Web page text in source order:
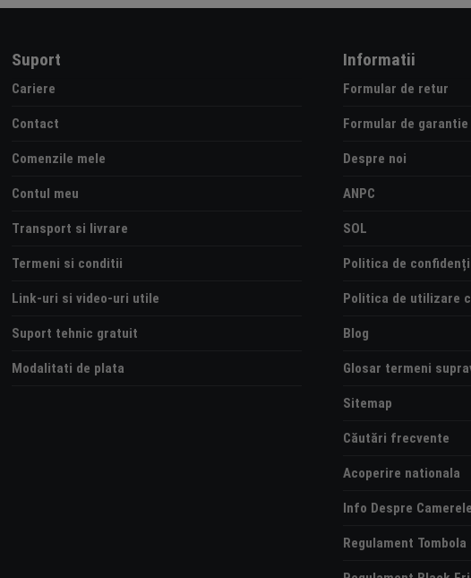
Suport
Cariere
Contact
Comenzile mele
Contul meu
Transport si livrare
Termeni si conditii
Link-uri si video-uri utile
Suport tehnic gratuit
Modalitati de plata
Informatii
Formular de retur
Formular de garantie
Despre noi
ANPC
SOL
Politica de
Politica de utilizare
Blog
Glosar termeni
Sitemap
Căutări frecvente
Acoperire nationala
Info Despre
Regulament Tombola